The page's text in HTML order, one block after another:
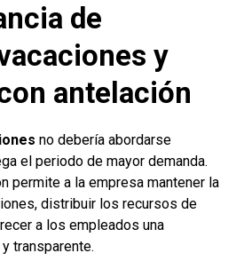
de
y
antelación
no debería abordarse
el periodo de mayor demanda.
permite a la empresa mantener la
distribuir los recursos de
a los empleados una
transparente.